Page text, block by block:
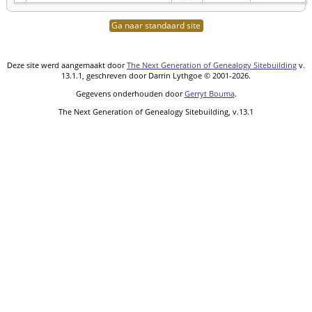
Ga naar standaard site
Deze site werd aangemaakt doorThe Next Generation of Genealogy Sitebuilding v.
13.1.1, geschreven door Darrin Lythgoe © 2001-2026.
Gegevens onderhouden doorGerryt Bouma.
The Next Generation of Genealogy Sitebuilding, v.13.1